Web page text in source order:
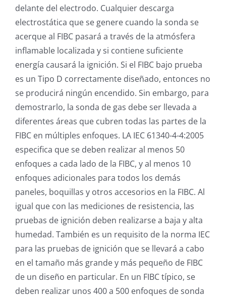
delante del electrodo. Cualquier descarga
electrostática que se genere cuando la sonda se
acerque al FIBC pasará a través de la atmósfera
inflamable localizada y si contiene suficiente
energía causará la ignición. Si el FIBC bajo prueba
es un Tipo D correctamente diseñado, entonces no
se producirá ningún encendido. Sin embargo, para
demostrarlo, la sonda de gas debe ser llevada a
diferentes áreas que cubren todas las partes de la
FIBC en múltiples enfoques. LA IEC 61340-4-4:2005
especifica que se deben realizar al menos 50
enfoques a cada lado de la FIBC, y al menos 10
enfoques adicionales para todos los demás
paneles, boquillas y otros accesorios en la FIBC. Al
igual que con las mediciones de resistencia, las
pruebas de ignición deben realizarse a baja y alta
humedad. También es un requisito de la norma IEC
para las pruebas de ignición que se llevará a cabo
en el tamaño más grande y más pequeño de FIBC
de un diseño en particular. En un FIBC típico, se
deben realizar unos 400 a 500 enfoques de sonda